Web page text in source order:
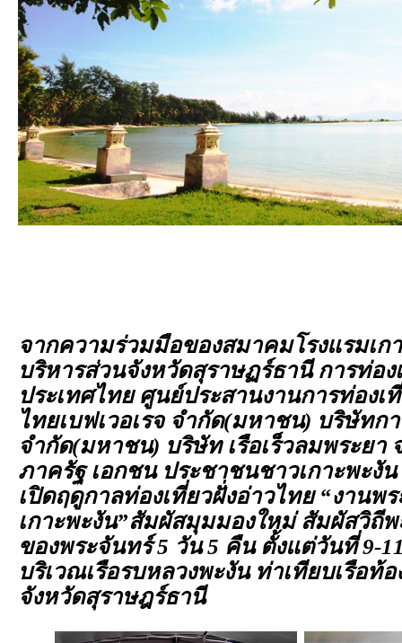
จากความร่วมมือของสมาคมโรงแรมเก
บริหารส่วนจังหวัดสุราษฏร์ธานี การท่อง
ประเทศไทย ศูนย์ประสานงานการท่องเ
ไทยเบฟเวอเรจ จำกัด(มหาชน) บริษัทก
จำกัด(มหาชน) บริษัท เรือเร็วลมพระยา
ภาครัฐ เอกชน ประชาชนชาวเกาะพะงั
เปิดฤดูกาลท่องเที่ยวฝั่งอ่าวไทย “งานพ
เกาะพะงัน”สัมผัสมุมมองใหม่ สัมผัสวิถี
ของพระจันทร์ 5 วัน 5 คืน ตั้งแต่วันที่ 9-
บริเวณเรือรบหลวงพะงัน ท่าเทียบเรือท้
จังหวัดสุราษฎร์ธานี